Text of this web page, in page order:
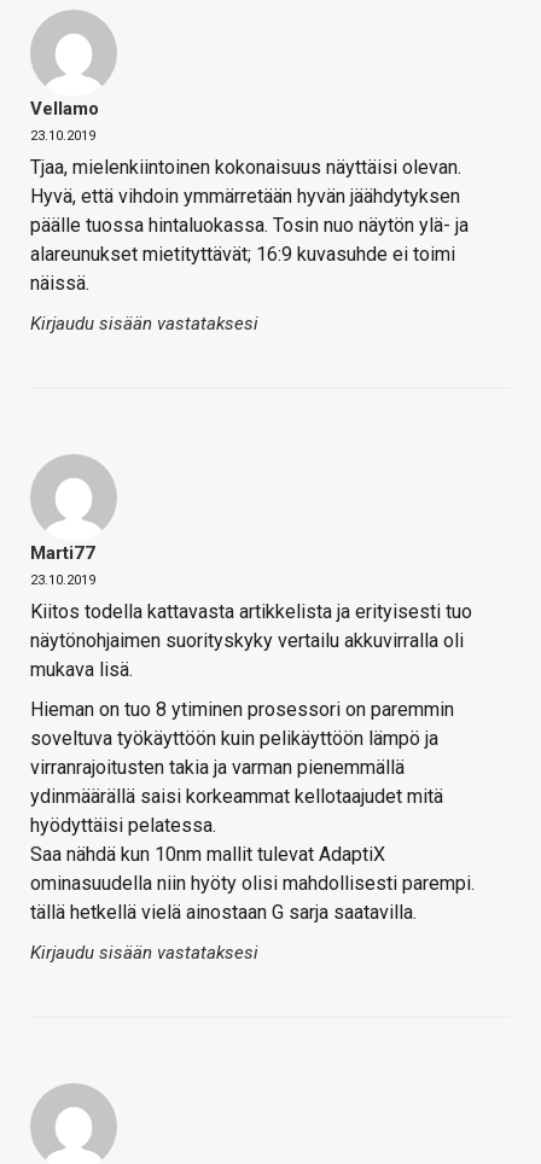
Vellamo
23.10.2019
Tjaa, mielenkiintoinen kokonaisuus näyttäisi olevan.
Hyvä, että vihdoin ymmärretään hyvän jäähdytyksen
päälle tuossa hintaluokassa. Tosin nuo näytön ylä- ja
alareunukset mietityttävät; 16:9 kuvasuhde ei toimi
näissä.
Kirjaudu sisään vastataksesi
Marti77
23.10.2019
Kiitos todella kattavasta artikkelista ja erityisesti tuo
näytönohjaimen suorityskyky vertailu akkuvirralla oli
mukava lisä.
Hieman on tuo 8 ytiminen prosessori on paremmin
soveltuva työkäyttöön kuin pelikäyttöön lämpö ja
virranrajoitusten takia ja varman pienemmällä
ydinmäärällä saisi korkeammat kellotaajudet mitä
hyödyttäisi pelatessa.
Saa nähdä kun 10nm mallit tulevat AdaptiX
ominasuudella niin hyöty olisi mahdollisesti parempi.
tällä hetkellä vielä ainostaan G sarja saatavilla.
Kirjaudu sisään vastataksesi